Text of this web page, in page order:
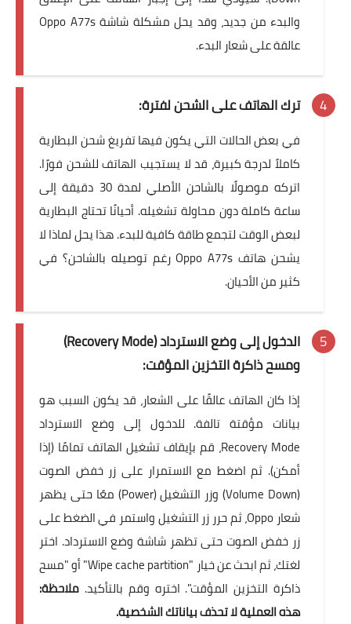
والبدء من جديد، وقد يحل مشكلة
شاشة Oppo A77s
عالقة على شعار البدء.
ترك الهاتف على الشحن لفترة:
في بعض الحالات التي يكون فيهاتفريغ شحن البطارية
كاملاً لدرجة كبيرة، قد لا يستجيب الهاتف للشحن فورًا.
اتركه موصولًا بالشاحن الأصلي لمدة 30 دقيقة إلى
ساعة كاملة دون محاولة تشغيله. أحيانًا تحتاج البطارية
لبعض الوقت لتجمع طاقة كافية للبدء. هذا يحللماذا لا
يشحن هاتف Oppo A77s رغم توصيله بالشاحن؟
في
كثير من الأحيان.
الدخول إلى وضع الاسترداد (Recovery Mode)
ومسح ذاكرة التخزين المؤقت:
إذا كان الهاتف عالقًا على الشعار، قد يكون السبب هو
بيانات مؤقتة تالفة. للدخول إلى وضع الاسترداد
Recovery Mode، قم بإيقاف تشغيل الهاتف تمامًا (إذا
أمكن). ثم اضغط مع الاستمرار على زر خفض الصوت
(Volume Down) وزر التشغيل (Power) معًا حتى يظهر
شعار Oppo، ثم حرر زر التشغيل واستمر في الضغط على
زر خفض الصوت حتى تظهر شاشة وضع الاسترداد. اختر
لغتك، ثم ابحث عن خيار "Wipe cache partition" أو "مسح
ذاكرة التخزين المؤقت". اختره وقم بالتأكيد. ملاحظة:
هذه العملية لا تحذف بياناتك الشخصية.